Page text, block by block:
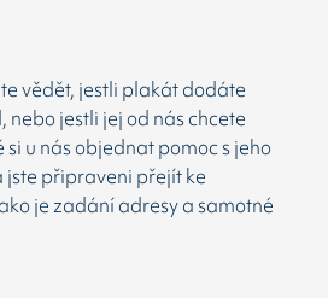
vědět, jestli plakát dodáte
nebo jestli jej od nás chcete
u nás objednat pomoc s jeho
připraveni přejít ke
je zadání adresy a samotné